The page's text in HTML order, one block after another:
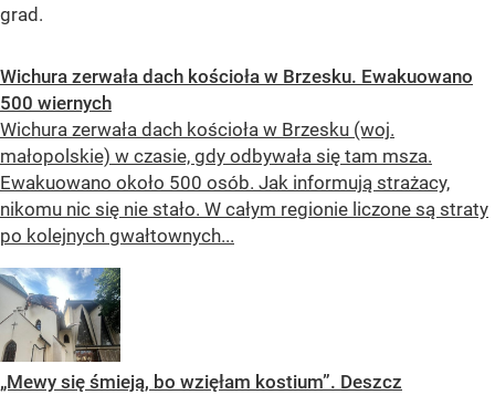
grad.
Wichura zerwała dach kościoła w Brzesku. Ewakuowano
500 wiernych
Wichura zerwała dach kościoła w Brzesku (woj.
małopolskie) w czasie, gdy odbywała się tam msza.
Ewakuowano około 500 osób. Jak informują strażacy,
nikomu nic się nie stało. W całym regionie liczone są straty
po kolejnych gwałtownych...
„Mewy się śmieją, bo wzięłam kostium”. Deszcz